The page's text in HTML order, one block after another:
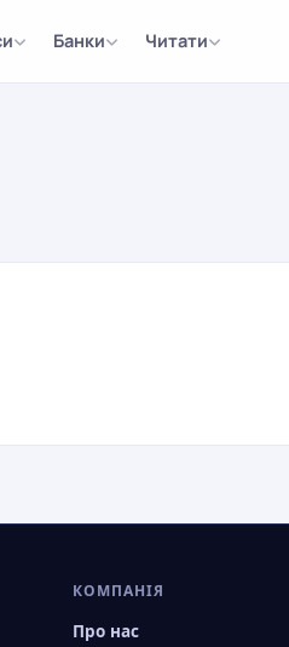
Банки Читати
КОМПАНІЯ
Про нас